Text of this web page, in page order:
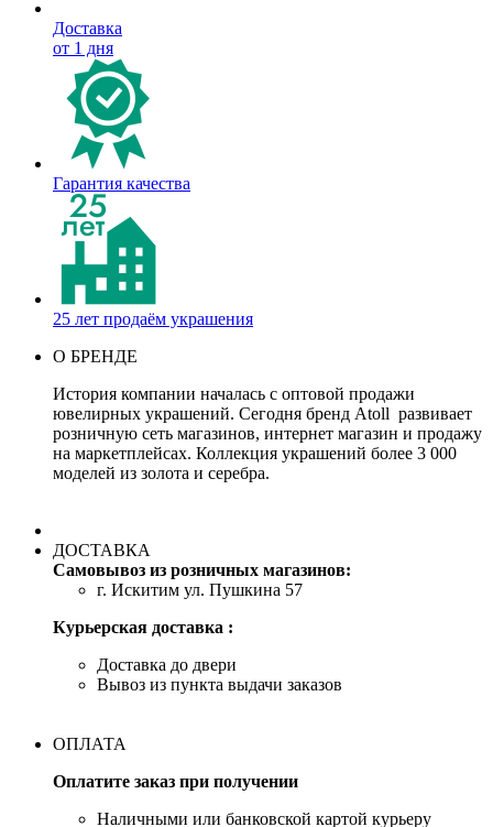
Доставка
от 1 дня
Гарантия качества
25 лет продаём украшения
О БРЕНДЕ
История компании началась с оптовой продажи
ювелирных украшений. Сегодня бренд Atoll развивает
розничную сеть магазинов, интернет магазин и продажу
на маркетплейсах. Коллекция украшений более 3 000
моделей из золота и серебра.
ДОСТАВКА
Самовывоз из розничных магазинов:
г. Искитим ул. Пушкина 57
Курьерская доставка :
Доставка до двери
Вывоз из пункта выдачи заказов
ОПЛАТА
Оплатите заказ при получении
Наличными или банковской картой курьеру